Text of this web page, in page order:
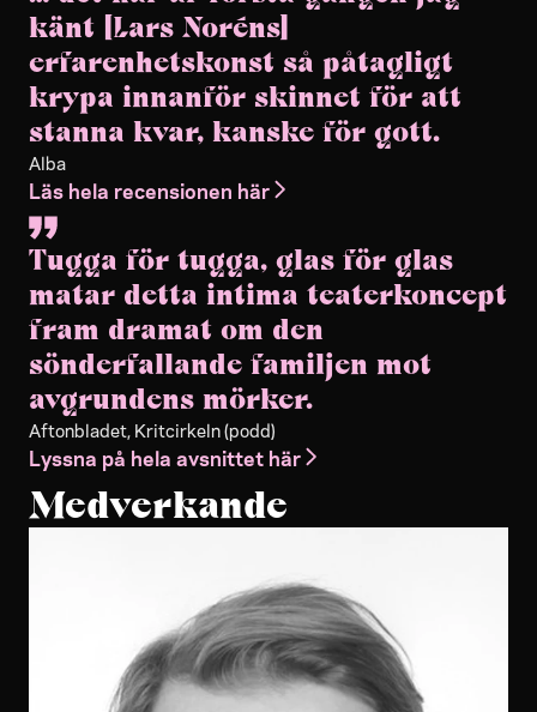
känt [Lars Noréns]
erfarenhetskonst så påtagligt
krypa innanför skinnet för att
stanna kvar, kanske för gott.
Alba
Läs hela recensionen här
Tugga för tugga, glas för glas
matar detta intima teaterkoncept
fram dramat om den
sönderfallande familjen mot
avgrundens mörker.
Aftonbladet, Kritcirkeln (podd)
Lyssna på hela avsnittet här
Medverkande